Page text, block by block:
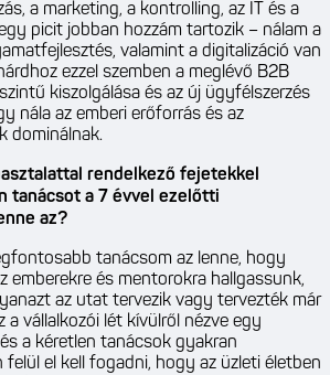
a marketing, a kontrolling, az IT és a
picit jobban hozzám tartozik – nálam a
valamint a digitalizáció van
ezzel szemben a meglévő B2B
kiszolgálása és az új ügyfélszerzés
nála az emberi erőforrás és az
dominálnak.
rendelkező fejetekkel
tanácsot a 7 évvel ezelőtti
az?
tanácsom az lenne, hogy
emberekre és mentorokra hallgassunk,
az utat tervezik vagy tervezték már
a vállalkozói lét kívülről nézve egy
a kéretlen tanácsok gyakran
felül el kell fogadni, hogy az üzleti életben